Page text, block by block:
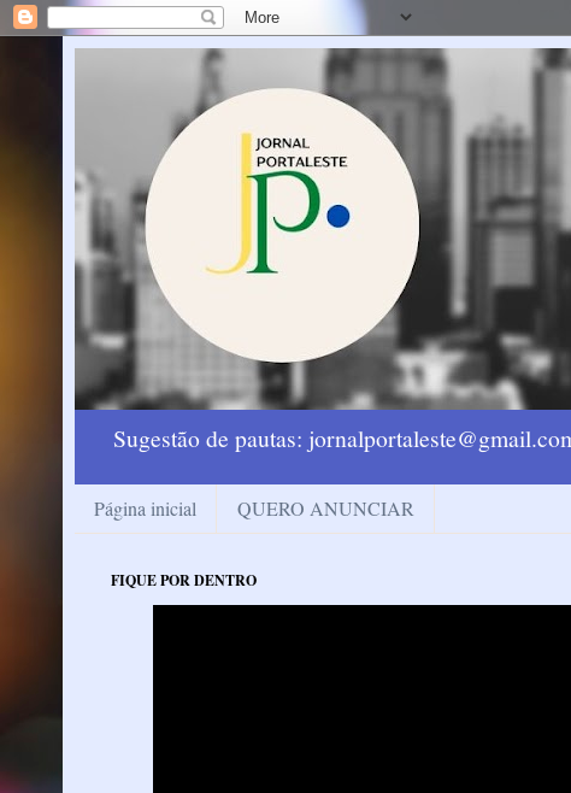
Sugestão de pautas:
Página inicial QUERO ANUNCIAR
FIQUE POR DENTRO